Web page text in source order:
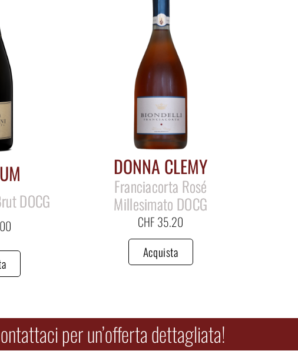
DOCG
DONNA CLEMY
Franciacorta Rosé
Millesimato DOCG
CHF 35.20
Acquista
per un’offerta dettagliata!